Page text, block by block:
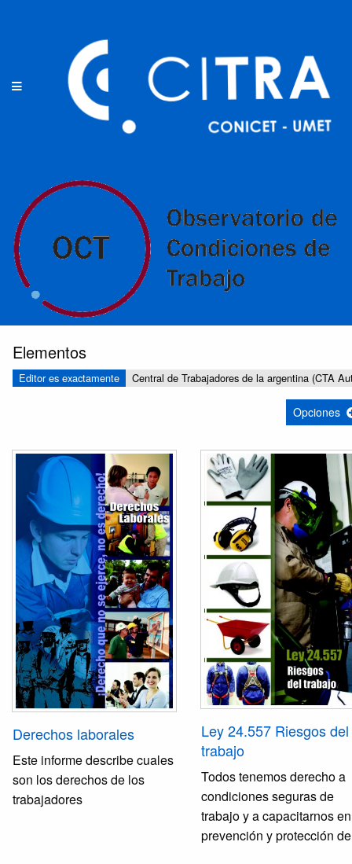
Elementos
Editor es exactamente Central de Trabajadores de la argentina (CTA
Opciones
Derechos laborales
Este informe describe cuales
son los derechos de los
trabajadores
Ley 24.557 Riesgos del
trabajo
Todos tenemos derecho a
condiciones seguras de
trabajo y a capacitarnos en
prevención y protección de